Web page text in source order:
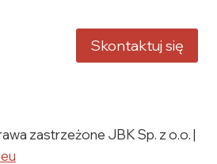
Skontaktuj się
zastrzeżone JBK Sp. z o.o. |